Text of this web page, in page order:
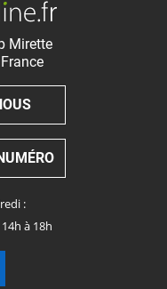
Mirette
France
:
à 18h